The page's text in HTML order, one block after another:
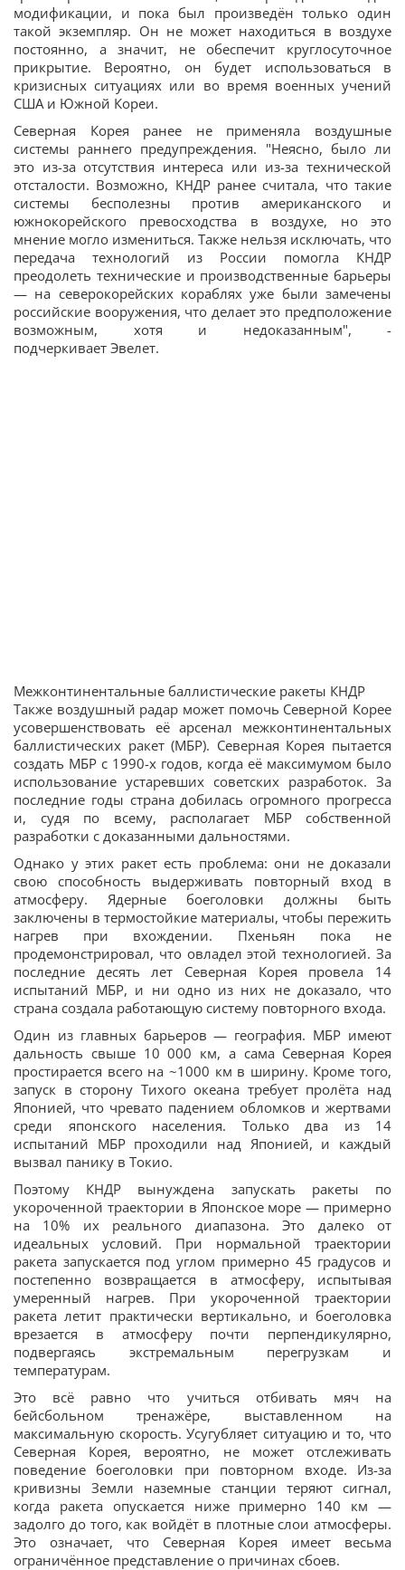
модификации, и пока был произведён только один
такой экземпляр. Он не может находиться в воздухе
постоянно, а значит, не обеспечит круглосуточное
прикрытие. Вероятно, он будет использоваться в
кризисных ситуациях или во время военных учений
США и Южной Кореи.
Северная Корея ранее не применяла воздушные
системы раннего предупреждения. "Неясно, было ли
это из-за отсутствия интереса или из-за технической
отсталости. Возможно, КНДР ранее считала, что такие
системы бесполезны против американского и
южнокорейского превосходства в воздухе, но это
мнение могло измениться. Также нельзя исключать, что
передача технологий из России помогла КНДР
преодолеть технические и производственные барьеры
— на северокорейских кораблях уже были замечены
российские вооружения, что делает это предположение
возможным, хотя и недоказанным", -
подчеркивает Эвелет.
Межконтинентальные баллистические ракеты КНДР
Также воздушный радар может помочь Северной Корее
усовершенствовать её арсенал межконтинентальных
баллистических ракет (МБР). Северная Корея пытается
создать МБР с 1990-х годов, когда её максимумом было
использование устаревших советских разработок. За
последние годы страна добилась огромного прогресса
и, судя по всему, располагает МБР собственной
разработки с доказанными дальностями.
Однако у этих ракет есть проблема: они не доказали
свою способность выдерживать повторный вход в
атмосферу. Ядерные боеголовки должны быть
заключены в термостойкие материалы, чтобы пережить
нагрев при вхождении. Пхеньян пока не
продемонстрировал, что овладел этой технологией. За
последние десять лет Северная Корея провела 14
испытаний МБР, и ни одно из них не доказало, что
страна создала работающую систему повторного входа.
Один из главных барьеров — география. МБР имеют
дальность свыше 10 000 км, а сама Северная Корея
простирается всего на ~1000 км в ширину. Кроме того,
запуск в сторону Тихого океана требует пролёта над
Японией, что чревато падением обломков и жертвами
среди японского населения. Только два из 14
испытаний МБР проходили над Японией, и каждый
вызвал панику в Токио.
Поэтому КНДР вынуждена запускать ракеты по
укороченной траектории в Японское море — примерно
на 10% их реального диапазона. Это далеко от
идеальных условий. При нормальной траектории
ракета запускается под углом примерно 45 градусов и
постепенно возвращается в атмосферу, испытывая
умеренный нагрев. При укороченной траектории
ракета летит практически вертикально, и боеголовка
врезается в атмосферу почти перпендикулярно,
подвергаясь экстремальным перегрузкам и
температурам.
Это всё равно что учиться отбивать мяч на
бейсбольном тренажёре, выставленном на
максимальную скорость. Усугубляет ситуацию и то, что
Северная Корея, вероятно, не может отслеживать
поведение боеголовки при повторном входе. Из-за
кривизны Земли наземные станции теряют сигнал,
когда ракета опускается ниже примерно 140 км —
задолго до того, как войдёт в плотные слои атмосферы.
Это означает, что Северная Корея имеет весьма
ограничённое представление о причинах сбоев.